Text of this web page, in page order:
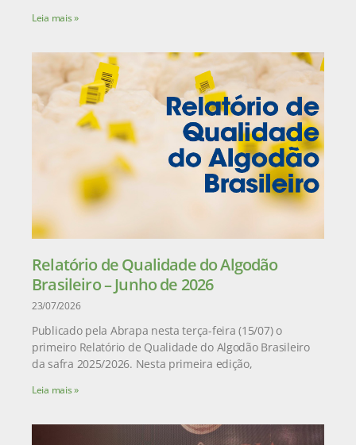
Leia mais »
Relatório de Qualidade do Algodão
Brasileiro – Junho de 2026
23/07/2026
Publicado pela Abrapa nesta terça-feira (15/07) o
primeiro Relatório de Qualidade do Algodão Brasileiro
da safra 2025/2026. Nesta primeira edição,
Leia mais »